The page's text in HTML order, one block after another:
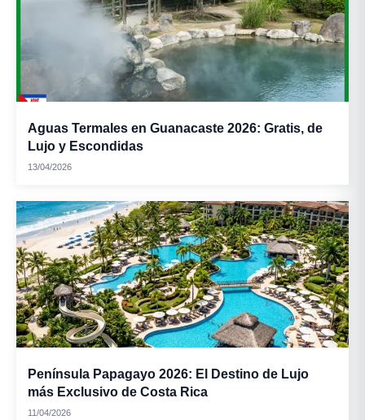
Aguas Termales en Guanacaste 2026: Gratis, de
Lujo y Escondidas
13/04/2026
Península Papagayo 2026: El Destino de Lujo
más Exclusivo de Costa Rica
11/04/2026